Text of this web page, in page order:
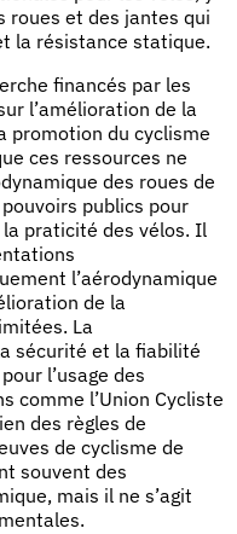
roues et des jantes qui
la résistance statique.
financés par les
l’amélioration de la
promotion du cyclisme
ces ressources ne
des roues de
publics pour
praticité des vélos. Il
l’aérodynamique
de la
La
sécurité et la fiabilité
l’usage des
comme l’Union Cycliste
des règles de
de cyclisme de
souvent des
mais il ne s’agit